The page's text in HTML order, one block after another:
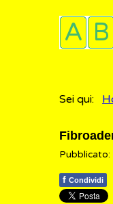
Sei qui:
f Condividi